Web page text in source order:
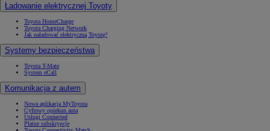
Ładowanie elektrycznej Toyoty
Toyota HomeCharge
Toyota Charging Network
Jak naładować elektryczną Toyotę?
Systemy bezpieczeństwa
Toyota T-Mate
System eCall
Komunikacja z autem
Nowa aplikacja MyToyota
Cyfrowy opiekun auta
Usługi Connected
Płatne subskrypcje